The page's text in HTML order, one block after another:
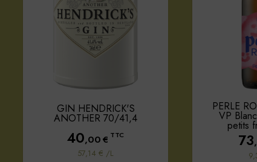
GIN HENDRICK'S
ANOTHER 70/41,4
40,00€ TTC
57,14 € /L
PERLE
VP
petits
73